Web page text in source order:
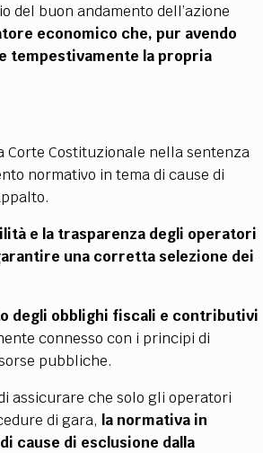
del buon andamento dell’azione
economico che, pur avendo
tempestivamente la propria
Costituzionale nella sentenza
normativo in tema di cause di
e la trasparenza degli operatori
una corretta selezione dei
degli obblighi fiscali e contributivi
connesso con i principi di
pubbliche.
assicurare che solo gli operatori
di gara, la normativa in
cause di esclusione dalla